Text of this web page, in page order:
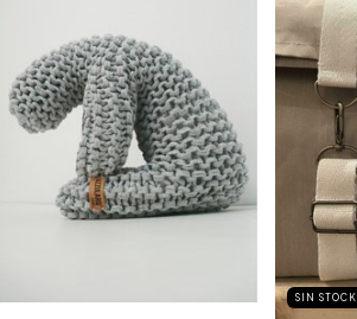
SIN STOCK